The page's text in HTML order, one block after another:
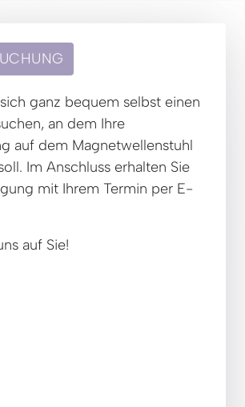
ganz bequem selbst einen
an dem Ihre
auf dem Magnetwellenstuhl
Im Anschluss erhalten Sie
mit Ihrem Termin per E-
auf Sie!